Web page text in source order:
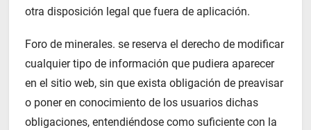
otra disposición legal que fuera de aplicación.
Foro de minerales. se reserva el derecho de modificar
cualquier tipo de información que pudiera aparecer
en el sitio web, sin que exista obligación de preavisar
o poner en conocimiento de los usuarios dichas
obligaciones, entendiéndose como suficiente con la